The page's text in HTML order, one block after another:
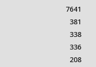
7641
381
338
336
208